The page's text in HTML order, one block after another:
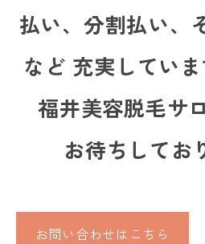
払い、分割払い、
など 充実していま
福井美容脱毛サ
お待ちしてお
お問い合わせはこちら